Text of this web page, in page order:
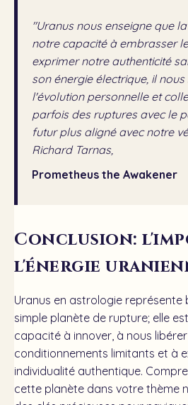
"Uranus nous enseigne que
notre capacité à embrasser
exprimer notre authenticité
son énergie électrique, il
l'évolution personnelle et
parfois des ruptures avec le
futur plus aligné avec notre
Richard Tarnas,
Prometheus the Awakener
Conclusion:
l'énergie
Uranus en astrologie représente
simple planète de rupture; elle
capacité à innover, à nous
conditionnements limitants et à
individualité authentique.
cette planète dans votre thème